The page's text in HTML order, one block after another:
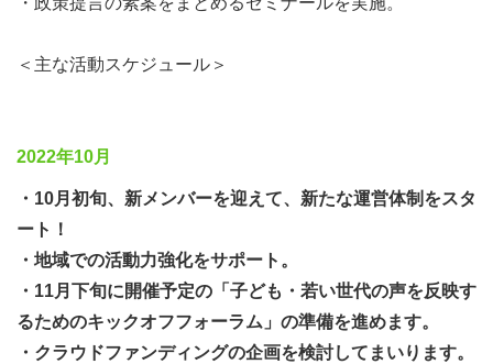
浸透しなかった本分野に、間もなく陽の当たる瞬間がやっ
さではなく「歴史」に残る活動になるかもしれません。こ
ていきます。自己成長の場にも繋がることを願っていま
す。
・これまでに子どもたちや若い世代から多くの賛同を集め
た活動で、再び期待値を高めていきます。
★★子ども支援や教育振興の課題を改善する「新しい仕組
み」を考えながら作っていきます。子ども達の希望と未来
＜主な活動スケジュール＞
2022年10月
・10月初旬、新メンバーを迎えて、新たな運営体制をスタ
ート！
・地域での活動力強化をサポート。
・11月下旬に開催予定の「子ども・若い世代の声を反映す
るためのキックオフフォーラム」の準備を進めます。
・クラウドファンディングの企画を検討してまいります。